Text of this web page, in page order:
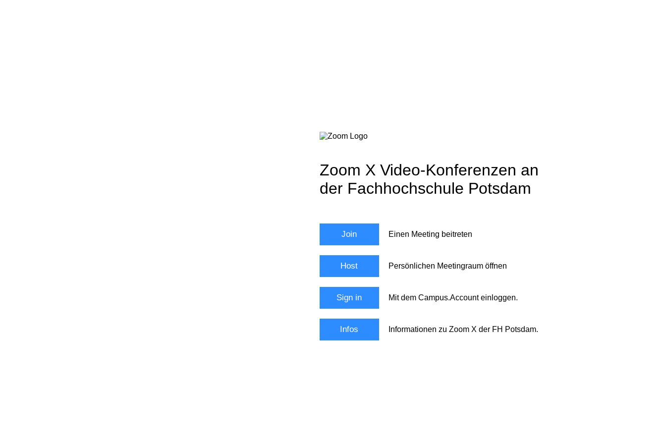
Zoom X Video-Konferenzen an
der Fachhochschule Potsdam
Join Einen Meeting beitreten
Host Persönlichen Meetingraum öffnen
Sign in Mit dem Campus.Account einloggen.
Infos Informationen zu Zoom X der FH Potsdam.